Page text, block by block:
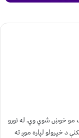
مو خوښ شوي وي، له نورو
د خپرولو لپاره موږ ته